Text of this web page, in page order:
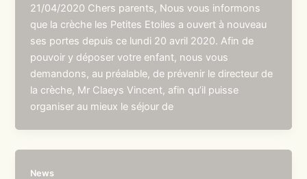
21/04/2020 Chers parents, Nous vous informons
que la crèche les Petites Etoiles a ouvert à nouveau
ses portes depuis ce lundi 20 avril 2020. Afin de
pouvoir y déposer votre enfant, nous vous
demandons, au préalable, de prévenir le directeur de
la crèche, Mr Claeys Vincent, afin qu’il puisse
organiser au mieux le séjour de
News